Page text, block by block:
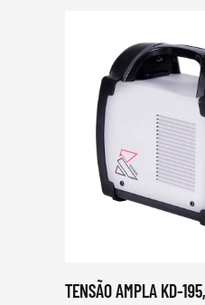
TENSÃO AMPLA KD-